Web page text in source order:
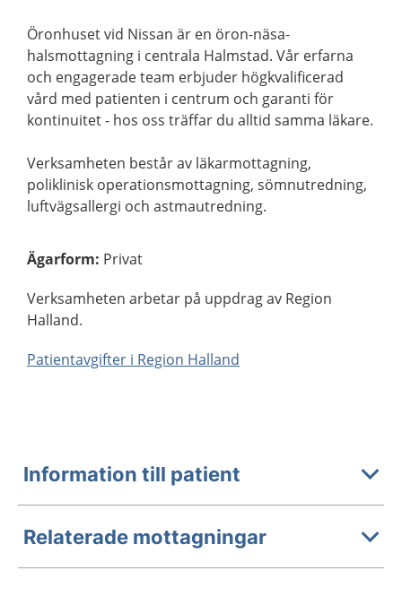
Öronhuset vid Nissan är en öron-näsa-
halsmottagning i centrala Halmstad. Vår erfarna
och engagerade team erbjuder högkvalificerad
vård med patienten i centrum och garanti för
kontinuitet - hos oss träffar du alltid samma läkare.
Verksamheten består av läkarmottagning,
poliklinisk operationsmottagning, sömnutredning,
luftvägsallergi och astmautredning.
Ägarform: Privat
Verksamheten arbetar på uppdrag av Region
Halland.
Patientavgifter i Region Halland
Information till patient
Relaterade mottagningar